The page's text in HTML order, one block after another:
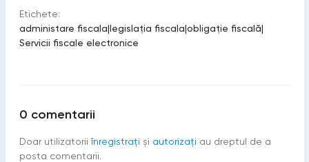
Etichete:
administare fiscala|legislația fiscala|obligaţie fiscală|
Servicii fiscale electronice
0 comentarii
Doar utilizatorii înregistraţi şi autorizați au dreptul de a
posta comentarii.